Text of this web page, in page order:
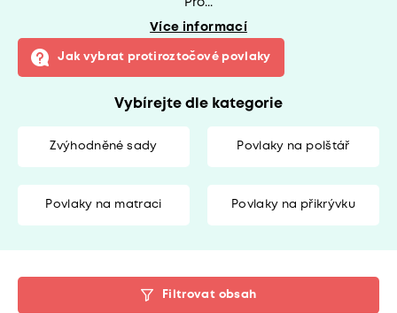
Pro...
Více informací
Jak vybrat protiroztočové povlaky
Vybírejte dle kategorie
Zvýhodněné sady Povlaky na polštář
Povlaky na matraci Povlaky na přikrývku
Filtrovat obsah